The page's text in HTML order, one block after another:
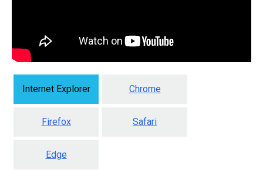
Internet Explorer Chrome
Firefox Safari
Edge